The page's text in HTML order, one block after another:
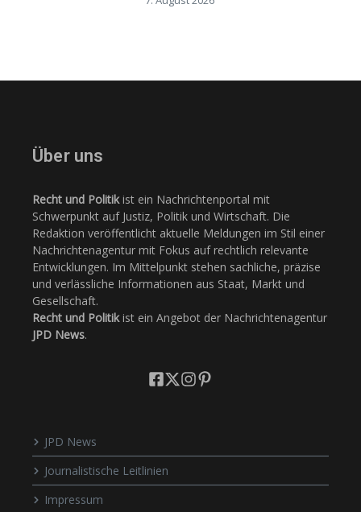
Über uns
Recht und Politikist ein Nachrichtenportal mit
Schwerpunkt auf Justiz, Politik und Wirtschaft. Die
Redaktion veröffentlicht aktuelle Meldungen im Stil einer
Nachrichtenagentur mit Fokus auf rechtlich relevante
Entwicklungen. Im Mittelpunkt stehen sachliche, präzise
und verlässliche Informationen aus Staat, Markt und
Gesellschaft.
Recht und Politikist ein Angebot der Nachrichtenagentur
JPD News.
JPD News
Journalistische Leitlinien
Impressum